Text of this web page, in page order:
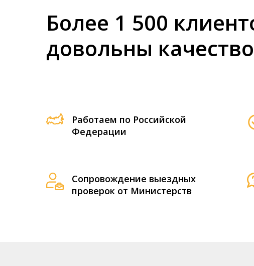
Более 1 500
довольны
Работаем по Российской
Федерации
Сопровождение выездных
проверок от Министерств